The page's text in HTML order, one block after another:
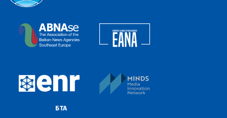
The Assocoation of the Balkan News Agencies
European Newsroom
БТА